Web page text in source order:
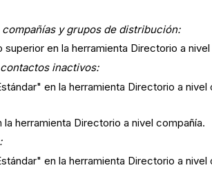
y grupos de distribución:
en la herramienta Directorio a
inactivos:
en la herramienta Directorio a nivel
herramienta Directorio a nivel compañía.
en la herramienta Directorio a nivel